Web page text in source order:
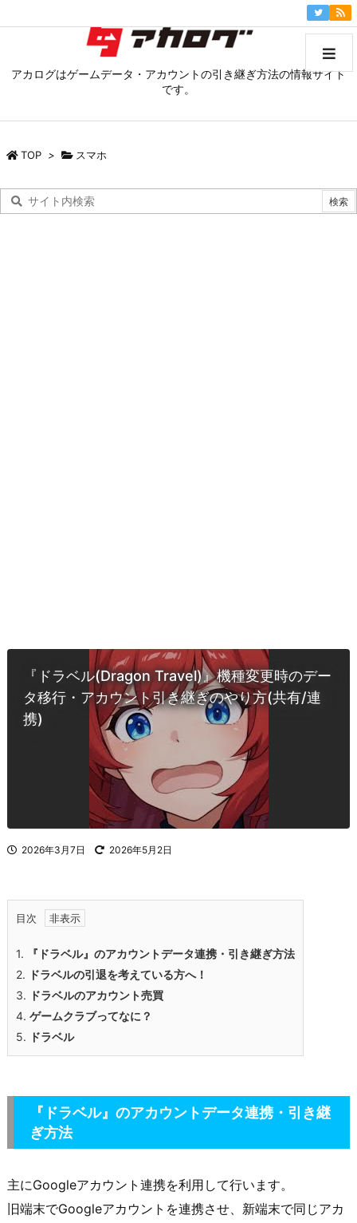
アカログはゲームデータ・アカウントの引き継ぎ方法の情報サイト
です。
TOP > スマホ
『ドラベル(Dragon Travel)』機種変更時のデー
タ移行・アカウント引き継ぎのやり方(共有/連
携)
2026年3月7日 2026年5月2日
目次
1.
『ドラベル』のアカウントデータ連携・引き継ぎ方法
2. ドラベルの引退を考えている方へ！
3. ドラベルのアカウント売買
4. ゲームクラブってなに？
5. ドラベル
『ドラベル』のアカウントデータ連携・引き継
ぎ方法
主にGoogleアカウント連携を利用して行います。
旧端末でGoogleアカウントを連携させ、新端末で同じアカ